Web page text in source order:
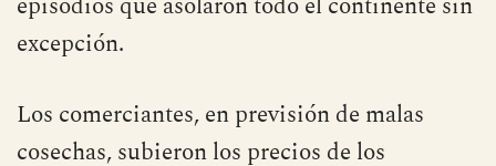
Son sólo varios ejemplos de los graves
excepción.